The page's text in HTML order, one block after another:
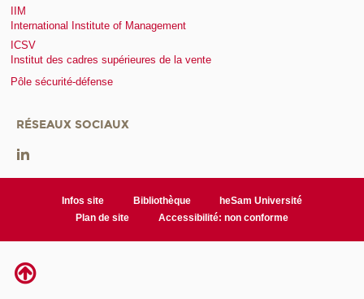
IIM
International Institute of Management
ICSV
Institut des cadres supérieures de la vente
Pôle sécurité-défense
RÉSEAUX SOCIAUX
Infos site Bibliothèque
heSam Université
Plan de site
Accessibilité: non conforme